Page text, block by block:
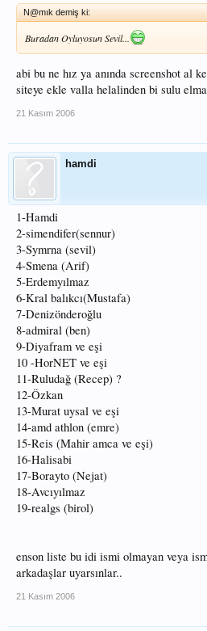
N@mık demiş ki:
Buradan Oyluyosun Sevil...
abi bu ne hız ya anında screenshot al
siteye ekle valla helalinden bi sulu
21 Kasım 2006
hamdi
1-Hamdi
2-simendifer(sennur)
3-Symrna (sevil)
4-Smena (Arif)
5-Erdemyılmaz
6-Kral balıkcı(Mustafa)
7-Denizönderoğlu
8-admiral (ben)
9-Diyafram ve eşi
10 -HorNET ve eşi
11-Ruludağ (Recep) ?
12-Özkan
13-Murat uysal ve eşi
14-amd athlon (emre)
15-Reis (Mahir amca ve eşi)
16-Halisabi
17-Borayto (Nejat)
18-Avcıyılmaz
19-realgs (birol)
enson liste bu idi ismi olmayan veya
arkadaşlar uyarsınlar..
21 Kasım 2006